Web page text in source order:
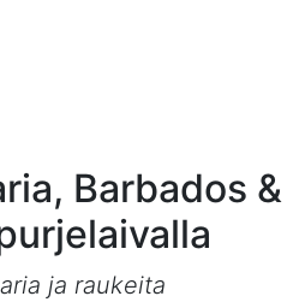
Barbados &
ja raukeita